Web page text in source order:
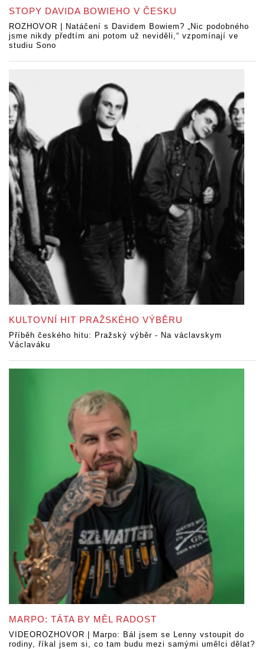
STOPY DAVIDA BOWIEHO V ČESKU
ROZHOVOR | Natáčení s Davidem Bowiem? „Nic podobného
jsme nikdy předtím ani potom už neviděli,“ vzpomínají ve
studiu Sono
KULTOVNÍ HIT PRAŽSKÉHO VÝBĚRU
Příběh českého hitu: Pražský výběr - Na václavskym
Václaváku
MARPO: TÁTA BY MĚL RADOST
VIDEOROZHOVOR | Marpo: Bál jsem se Lenny vstoupit do
rodiny, říkal jsem si, co tam budu mezi samými umělci dělat?